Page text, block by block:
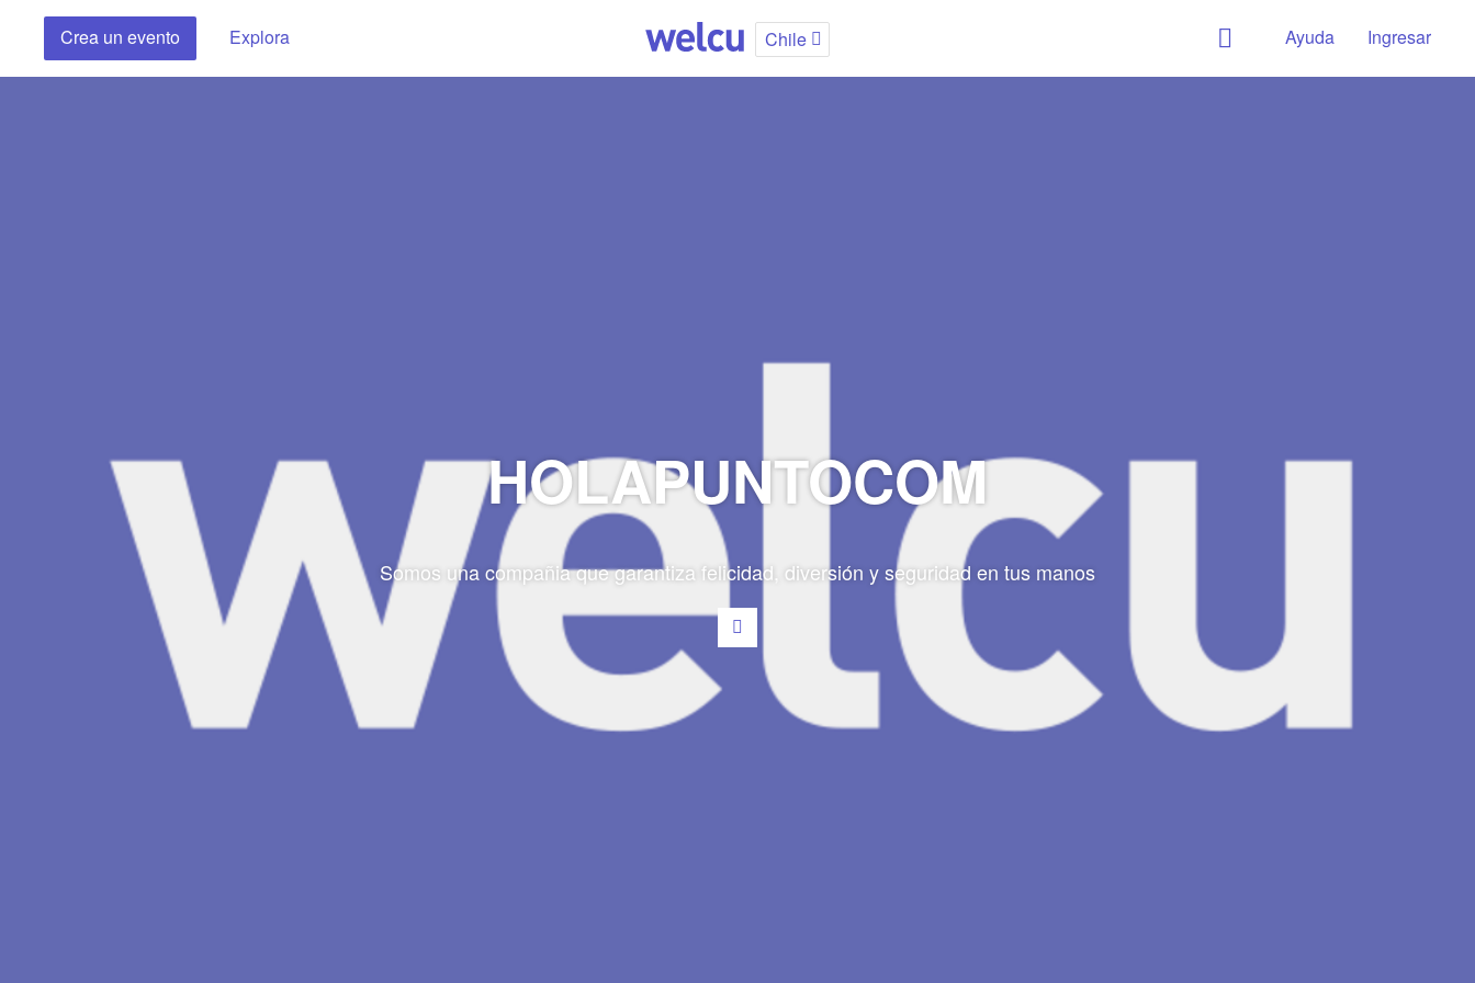
Crea un evento Explora Chile Ingresar
Ayuda
HOLAPUNTOCOM
Somos una compañia que garantiza felicidad, diversión y seguridad en tus manos